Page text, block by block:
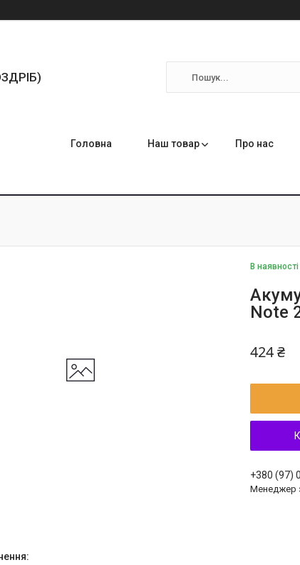
Головна Наш товар Про нас
В наявності
Note
424 ₴
+380 (97)
Менеджер